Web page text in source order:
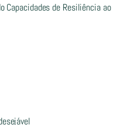
Capacidades de Resiliência ao